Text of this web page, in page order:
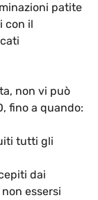
patite
con il
non vi può
fino a quando:
tutti gli
dai
essersi